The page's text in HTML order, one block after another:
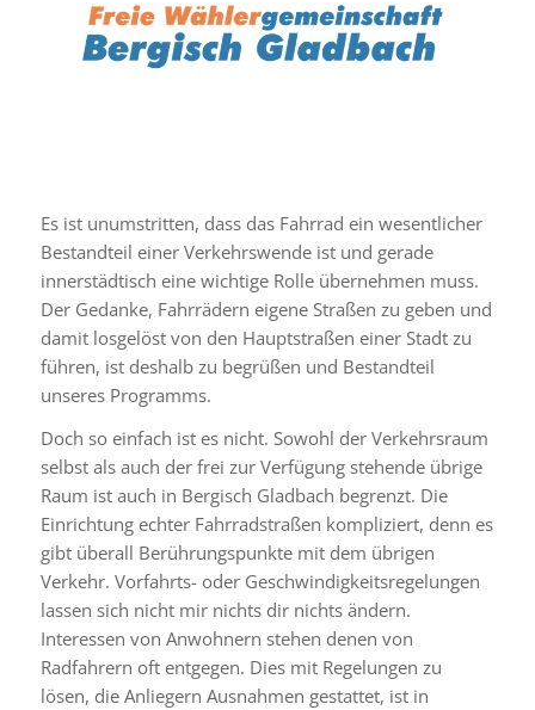
Es ist unumstritten, dass das Fahrrad ein wesentlicher
Bestandteil einer Verkehrswende ist und gerade
innerstädtisch eine wichtige Rolle übernehmen muss.
Der Gedanke, Fahrrädern eigene Straßen zu geben und
damit losgelöst von den Hauptstraßen einer Stadt zu
führen, ist deshalb zu begrüßen und Bestandteil
unseres Programms.
Doch so einfach ist es nicht. Sowohl der Verkehrsraum
selbst als auch der frei zur Verfügung stehende übrige
Raum ist auch in Bergisch Gladbach begrenzt. Die
Einrichtung echter Fahrradstraßen kompliziert, denn es
gibt überall Berührungspunkte mit dem übrigen
Verkehr. Vorfahrts- oder Geschwindigkeitsregelungen
lassen sich nicht mir nichts dir nichts ändern.
Interessen von Anwohnern stehen denen von
Radfahrern oft entgegen. Dies mit Regelungen zu
lösen, die Anliegern Ausnahmen gestattet, ist in